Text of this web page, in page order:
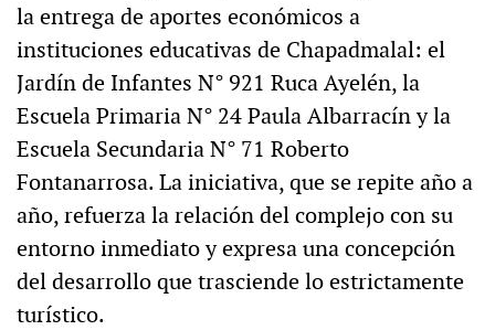
la entrega de aportes económicos a
instituciones educativas de Chapadmalal: el
Jardín de Infantes N° 921 Ruca Ayelén, la
Escuela Primaria N° 24 Paula Albarracín y la
Escuela Secundaria N° 71 Roberto
Fontanarrosa. La iniciativa, que se repite año a
año, refuerza la relación del complejo con su
entorno inmediato y expresa una concepción
del desarrollo que trasciende lo estrictamente
turístico.